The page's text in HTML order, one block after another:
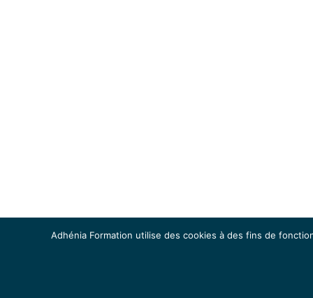
Adhénia Formation utilise des cookies à des fins de